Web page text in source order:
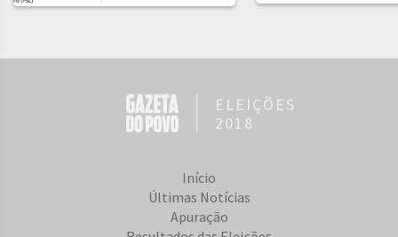
ELEIÇÕES
2018
Início
Últimas Notícias
Apuração